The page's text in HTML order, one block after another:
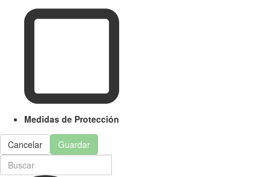
Medidas de Protección
Cancelar Guardar